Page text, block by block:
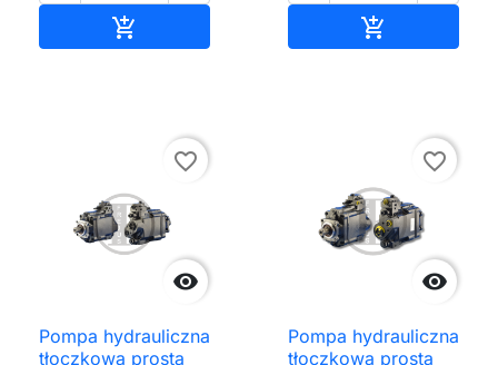
 

favorite_border
Pompa hydrauliczna
tłoczkowa prosta

favorite_border
Pompa hydrauliczna
tłoczkowa prosta